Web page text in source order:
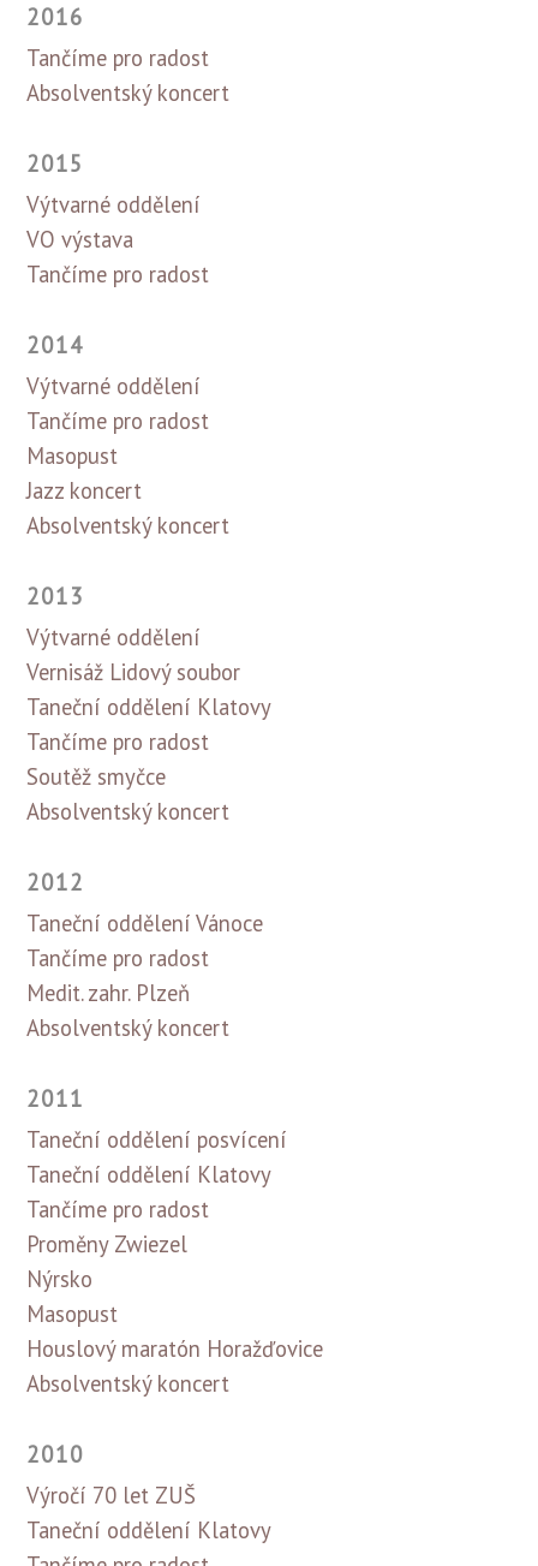
2016
Tančíme pro radost
Absolventský koncert
2015
Výtvarné oddělení
VO výstava
Tančíme pro radost
2014
Výtvarné oddělení
Tančíme pro radost
Masopust
Jazz koncert
Absolventský koncert
2013
Výtvarné oddělení
Vernisáž Lidový soubor
Taneční oddělení Klatovy
Tančíme pro radost
Soutěž smyčce
Absolventský koncert
2012
Taneční oddělení Vánoce
Tančíme pro radost
Medit. zahr. Plzeň
Absolventský koncert
2011
Taneční oddělení posvícení
Taneční oddělení Klatovy
Tančíme pro radost
Proměny Zwiezel
Nýrsko
Masopust
Houslový maratón Horažďovice
Absolventský koncert
2010
Výročí 70 let ZUŠ
Taneční oddělení Klatovy